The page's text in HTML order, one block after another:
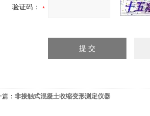
验证码：
： 非接触式混凝土收缩变形测定仪器